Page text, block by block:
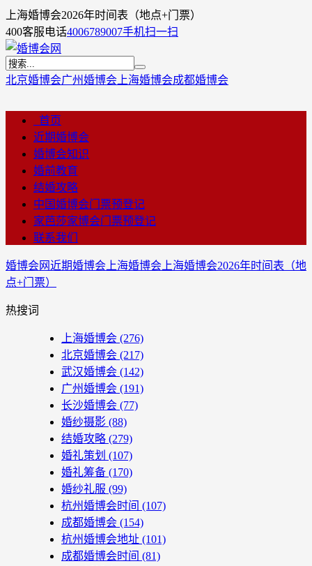
上海婚博会2026年时间表（地点+门票）
400客服电话4006789007手机扫一扫
北京婚博会广州婚博会 上海婚博会成都婚博会
首页
近期婚博会
婚博会知识
婚前教育
结婚攻略
中国婚博会门票预登记
家芭莎家博会门票预登记
联系我们
婚博会网近期婚博会 上海婚博会 上海婚博会2026年时间表（地
点+门票）
热搜词
上海婚博会 (276)
北京婚博会 (217)
武汉婚博会 (142)
广州婚博会 (191)
长沙婚博会 (77)
婚纱摄影 (88)
结婚攻略 (279)
婚礼策划 (107)
婚礼筹备 (170)
婚纱礼服 (99)
杭州婚博会时间 (107)
成都婚博会 (154)
杭州婚博会地址 (101)
成都婚博会时间 (81)